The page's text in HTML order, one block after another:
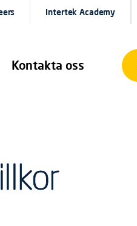
Kontakta oss
Intertek Academy